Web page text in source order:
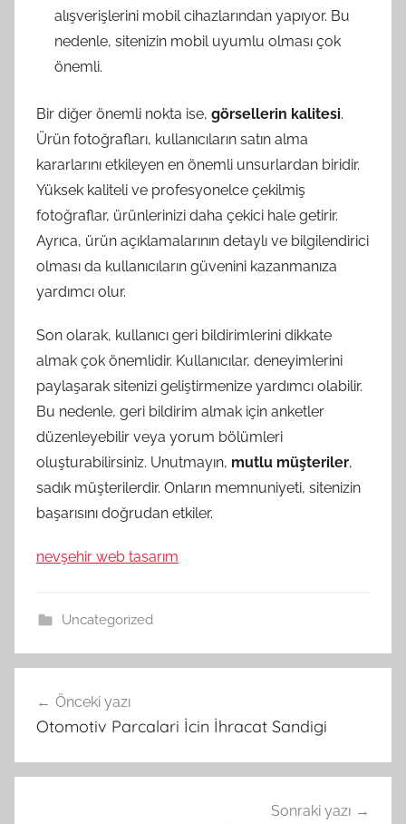
alışverişlerini mobil cihazlarından yapıyor. Bu
nedenle, sitenizin mobil uyumlu olması çok
önemli.
Bir diğer önemli nokta ise, görsellerin kalitesi.
Ürün fotoğrafları, kullanıcıların satın alma
kararlarını etkileyen en önemli unsurlardan biridir.
Yüksek kaliteli ve profesyonelce çekilmiş
fotoğraflar, ürünlerinizi daha çekici hale getirir.
Ayrıca, ürün açıklamalarının detaylı ve bilgilendirici
olması da kullanıcıların güvenini kazanmanıza
yardımcı olur.
Son olarak, kullanıcı geri bildirimlerini dikkate
almak çok önemlidir. Kullanıcılar, deneyimlerini
paylaşarak sitenizi geliştirmenize yardımcı olabilir.
Bu nedenle, geri bildirim almak için anketler
düzenleyebilir veya yorum bölümleri
oluşturabilirsiniz. Unutmayın, mutlu müşteriler,
sadık müşterilerdir. Onların memnuniyeti, sitenizin
başarısını doğrudan etkiler.
nevşehir web tasarım
Uncategorized
gezinmesi
Önceki yazı
Otomotiv Parcalari İcin İhracat Sandigi
Sonraki yazı